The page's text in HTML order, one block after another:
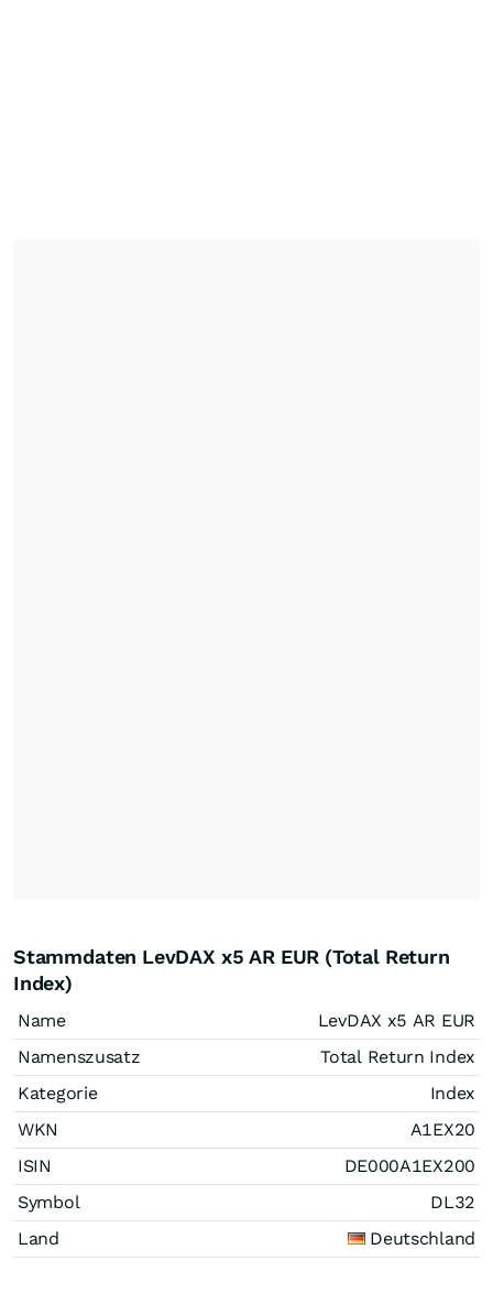
Stammdaten LevDAX x5 AR EUR (Total Return
Index)
Name
LevDAX x5 AR EUR
Namenszusatz
Total Return Index
Kategorie
Index
WKN
A1EX20
ISIN
DE000A1EX200
Symbol
DL32
Land
Deutschland